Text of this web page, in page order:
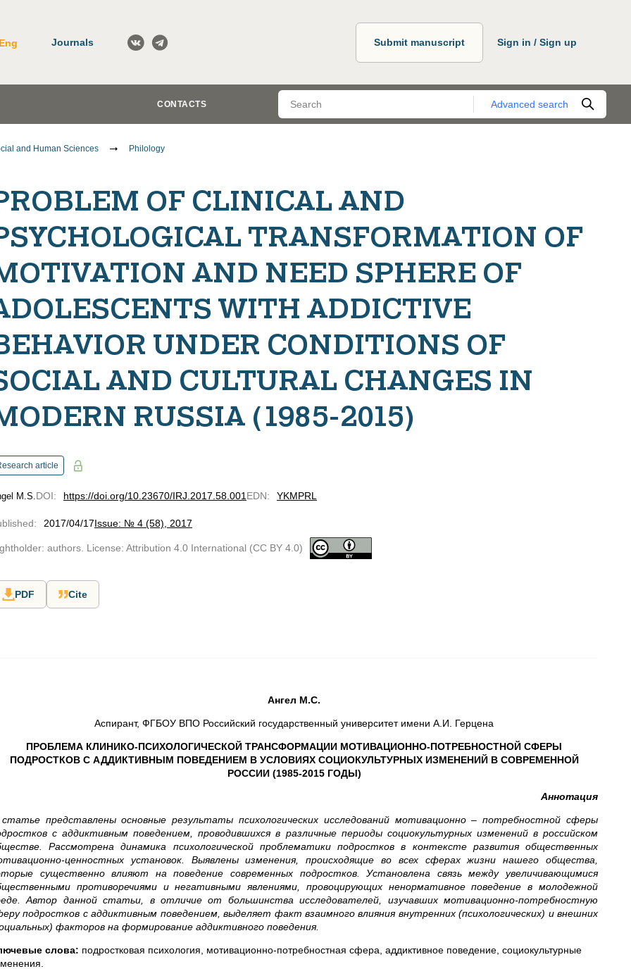
Eng Journals Submit manuscript Sign in / Sign up
CONTACTS Advanced search
and Human Sciences Philology
OF CLINICAL AND
TRANSFORMATION OF
AND NEED SPHERE OF
WITH ADDICTIVE
UNDER CONDITIONS OF
AND CULTURAL CHANGES IN
RUSSIA (1985-2015)
article
M.S. DOI: https://doi.org/10.23670/IRJ.2017.58.001 EDN: YKMPRL
: 2017/04/17Issue: № 4 (58), 2017
authors. License: Attribution 4.0 International (CC BY 4.0)
PDF Cite
Ангел М.С.
Аспирант, ФГБОУ ВПО Российский государственный университет имени А.И. Герцена
ПРОБЛЕМА КЛИНИКО-ПСИХОЛОГИЧЕСКОЙ ТРАНСФОРМАЦИИ МОТИВАЦИОННО-ПОТРЕБНОСТНОЙ СФЕРЫ
ПОДРОСТКОВ С АДДИКТИВНЫМ ПОВЕДЕНИЕМ В УСЛОВИЯХ СОЦИОКУЛЬТУРНЫХ ИЗМЕНЕНИЙ В СОВРЕМЕННОЙ
РОССИИ (1985-2015 ГОДЫ)
Аннотация
представлены основные результаты психологических исследований мотивационно – потребностной сферы
с аддиктивным поведением, проводившихся в различные периоды социокультурных изменений в российском
Рассмотрена динамика психологической проблематики подростков в контексте развития общественных
ценностных установок. Выявлены изменения, происходящие во всех сферах жизни нашего общества,
существенно влияют на поведение современных подростков. Установлена связь между увеличивающимися
противоречиями и негативными явлениями, провоцирующих ненормативное поведение в молодежной
Автор данной статьи, в отличие от большинства исследователей, изучавших мотивационно-потребностную
подростков с аддиктивным поведением, выделяет факт взаимного влияния внутренних (психологических) и внешних
факторов на формирование аддиктивного поведения.
слова: подростковая психология, мотивационно-потребностная сфера, аддиктивное поведение, социокультурные